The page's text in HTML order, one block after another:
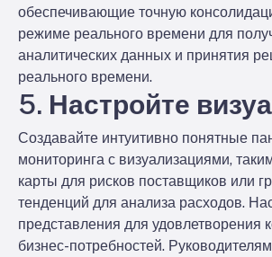
обеспечивающие точную
режиме реального времени для
аналитических данных и принятия
реального времени.
5. Настройте
Создавайте интуитивно понятные
мониторинга с визуализациями,
карты для рисков поставщиков или
тенденций для анализа расходов.
представления для удовлетворения
бизнес-потребностей.